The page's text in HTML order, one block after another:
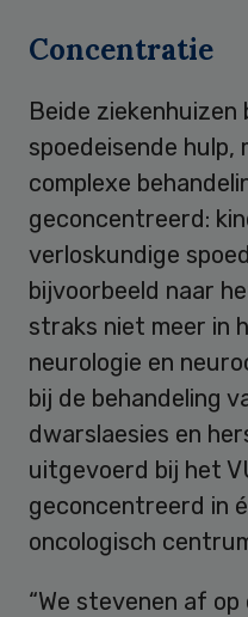
Concentratie
Beide ziekenhuizen
spoedeisende hulp,
complexe
geconcentreerd:
verloskundige
bijvoorbeeld naar
straks niet meer in
neurologie en
bij de behandeling
dwarslaesies en
uitgevoerd bij het
geconcentreerd in
oncologisch
“We stevenen af